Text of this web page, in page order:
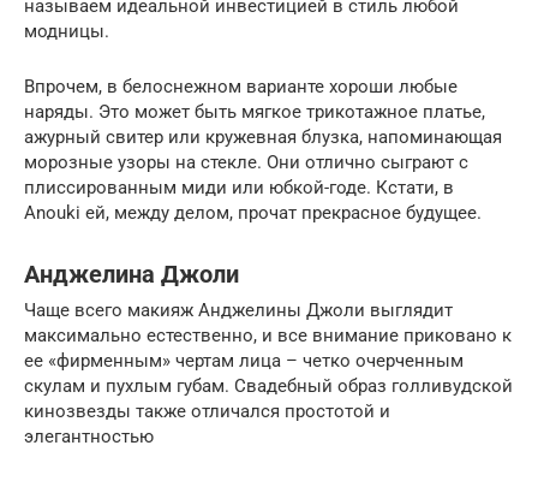
называем идеальной инвестицией в стиль любой
модницы.
Впрочем, в белоснежном варианте хороши любые
наряды. Это может быть мягкое трикотажное платье,
ажурный свитер или кружевная блузка, напоминающая
морозные узоры на стекле. Они отлично сыграют с
плиссированным миди или юбкой-годе. Кстати, в
Anouki ей, между делом, прочат прекрасное будущее.
Анджелина Джоли
Чаще всего макияж Анджелины Джоли выглядит
максимально естественно, и все внимание приковано к
ее «фирменным» чертам лица – четко очерченным
скулам и пухлым губам. Свадебный образ голливудской
кинозвезды также отличался простотой и
элегантностью